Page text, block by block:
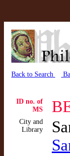
Back to Search
ID no. of
MS
City and
Library